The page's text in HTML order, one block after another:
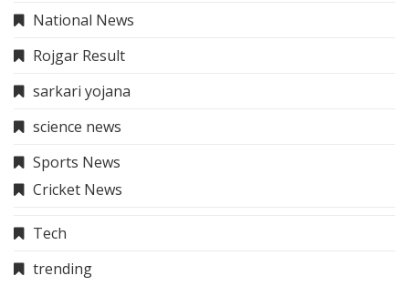
National News
Rojgar Result
sarkari yojana
science news
Sports News
Cricket News
Tech
trending